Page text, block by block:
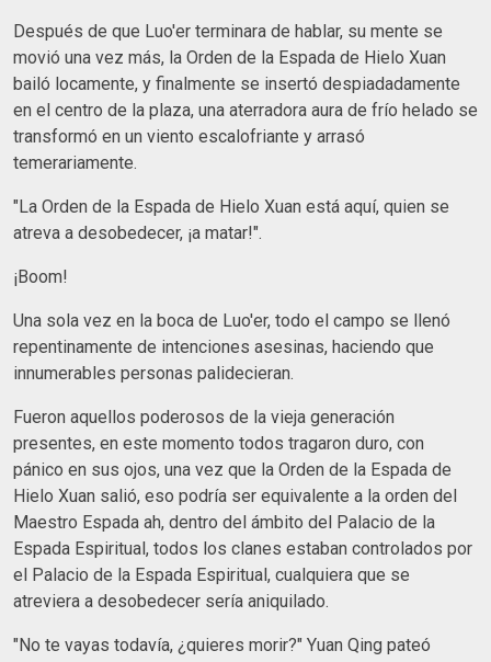
Después de que Luo'er terminara de hablar, su mente se
movió una vez más, la Orden de la Espada de Hielo Xuan
bailó locamente, y finalmente se insertó despiadadamente
en el centro de la plaza, una aterradora aura de frío helado se
transformó en un viento escalofriante y arrasó
temerariamente.
"La Orden de la Espada de Hielo Xuan está aquí, quien se
atreva a desobedecer, ¡a matar!".
¡Boom!
Una sola vez en la boca de Luo'er, todo el campo se llenó
repentinamente de intenciones asesinas, haciendo que
innumerables personas palidecieran.
Fueron aquellos poderosos de la vieja generación
presentes, en este momento todos tragaron duro, con
pánico en sus ojos, una vez que la Orden de la Espada de
Hielo Xuan salió, eso podría ser equivalente a la orden del
Maestro Espada ah, dentro del ámbito del Palacio de la
Espada Espiritual, todos los clanes estaban controlados por
el Palacio de la Espada Espiritual, cualquiera que se
atreviera a desobedecer sería aniquilado.
"No te vayas todavía, ¿quieres morir?" Yuan Qing pateó